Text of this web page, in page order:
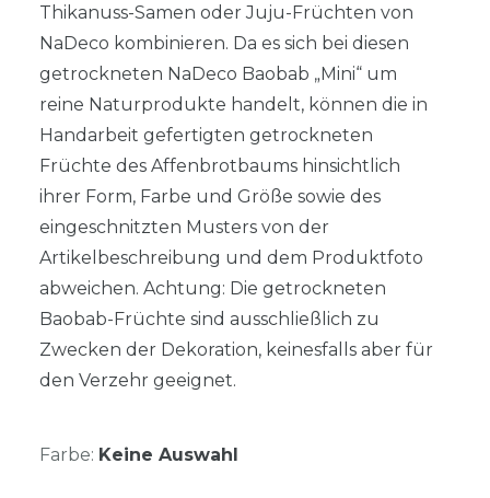
Thikanuss-Samen oder Juju-Früchten von
NaDeco kombinieren. Da es sich bei diesen
getrockneten NaDeco Baobab „Mini“ um
reine Naturprodukte handelt, können die in
Handarbeit gefertigten getrockneten
Früchte des Affenbrotbaums hinsichtlich
ihrer Form, Farbe und Größe sowie des
eingeschnitzten Musters von der
Artikelbeschreibung und dem Produktfoto
abweichen. Achtung: Die getrockneten
Baobab-Früchte sind ausschließlich zu
Zwecken der Dekoration, keinesfalls aber für
den Verzehr geeignet.
Farbe: Keine Auswahl